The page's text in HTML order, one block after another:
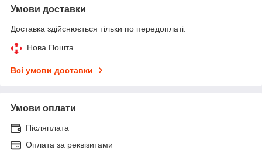
Умови доставки
Доставка здійснюється тільки по передоплаті.
Нова Пошта
Всі умови доставки
Умови оплати
Післяплата
Оплата за реквізитами